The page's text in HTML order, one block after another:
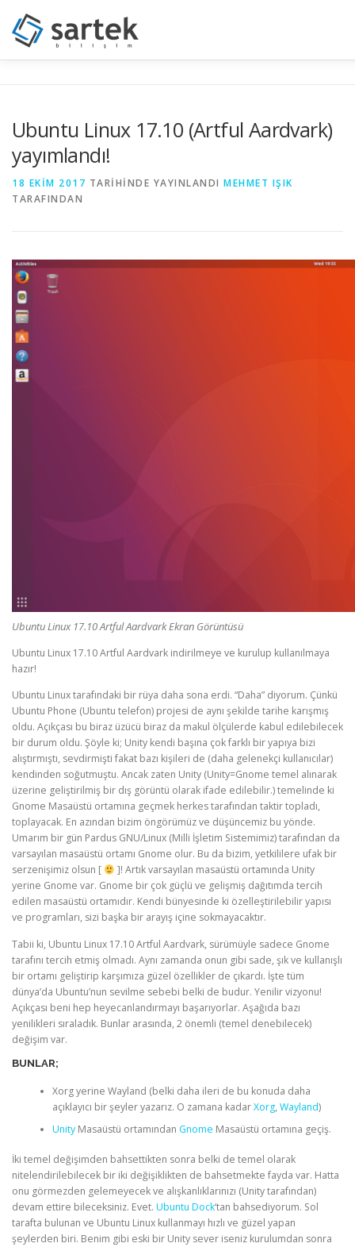
geç
SARTEK RC
Ubuntu Linux 17.10 (Artful Aardvark)
yayımlandı!
18 EKIM 2017 TARIHINDE YAYINLANDI MEHMET IŞIK
TARAFINDAN
Ubuntu Linux 17.10 Artful Aardvark Ekran Görüntüsü
Ubuntu Linux 17.10 Artful Aardvark indirilmeye ve kurulup kullanılmaya
hazır!
Ubuntu Linux tarafındaki bir rüya daha sona erdi. “Daha” diyorum. Çünkü
Ubuntu Phone (Ubuntu telefon) projesi de aynı şekilde tarihe karışmış
oldu. Açıkçası bu biraz üzücü biraz da makul ölçülerde kabul edilebilecek
bir durum oldu. Şöyle ki; Unity kendi başına çok farklı bir yapıya bizi
alıştırmıştı, sevdirmişti fakat bazı kişileri de (daha gelenekçi kullanıcılar)
kendinden soğutmuştu. Ancak zaten Unity (Unity=Gnome temel alınarak
üzerine geliştirilmiş bir dış görüntü olarak ifade edilebilir.) temelinde ki
Gnome Masaüstü ortamına geçmek herkes tarafından taktir topladı,
toplayacak. En azından bizim öngörümüz ve düşüncemiz bu yönde.
Umarım bir gün Pardus GNU/Linux (Milli İşletim Sistemimiz) tarafından da
varsayılan masaüstü ortamı Gnome olur. Bu da bizim, yetkililere ufak bir
serzenişimiz olsun [
]! Artık varsayılan masaüstü ortamında Unity
yerine Gnome var. Gnome bir çok güçlü ve gelişmiş dağıtımda tercih
edilen masaüstü ortamıdır. Kendi bünyesinde ki özelleştirilebilir yapısı
ve programları, sizi başka bir arayış içine sokmayacaktır.
Tabii ki, Ubuntu Linux 17.10 Artful Aardvark, sürümüyle sadece Gnome
tarafını tercih etmiş olmadı. Aynı zamanda onun gibi sade, şık ve kullanışlı
bir ortamı geliştirip karşımıza güzel özellikler de çıkardı. İşte tüm
dünya’da Ubuntu’nun sevilme sebebi belki de budur. Yenilir vizyonu!
Açıkçası beni hep heyecanlandırmayı başarıyorlar. Aşağıda bazı
yenilikleri sıraladık. Bunlar arasında, 2 önemli (temel denebilecek)
değişim var.
BUNLAR;
Xorg yerine Wayland (belki daha ileri de bu konuda daha
açıklayıcı bir şeyler yazarız. O zamana kadarXorg, Wayland)
UnityMasaüstü ortamından Gnome Masaüstü ortamına geçiş.
İki temel değişimden bahsettikten sonra belki de temel olarak
nitelendirilebilecek bir iki değişiklikten de bahsetmekte fayda var. Hatta
onu görmezden gelemeyecek ve alışkanlıklarınızı (Unity tarafından)
devam ettire bileceksiniz. Evet. Ubuntu Dock‘tan bahsediyorum. Sol
tarafta bulunan ve Ubuntu Linux kullanmayı hızlı ve güzel yapan
şeylerden biri. Benim gibi eski bir Unity sever iseniz kurulumdan sonra